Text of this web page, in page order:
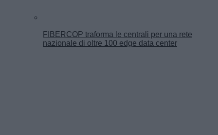
FIBERCOP traforma le centrali per una rete
nazionale di oltre 100 edge data center